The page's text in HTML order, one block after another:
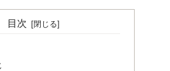
目次